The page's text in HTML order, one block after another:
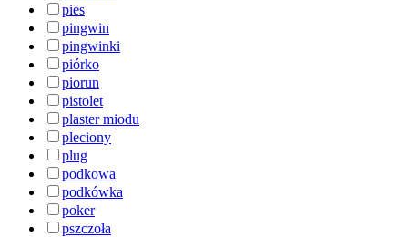
pies
pingwin
pingwinki
piórko
piorun
pistolet
plaster miodu
pleciony
plug
podkowa
podkówka
poker
pszczoła